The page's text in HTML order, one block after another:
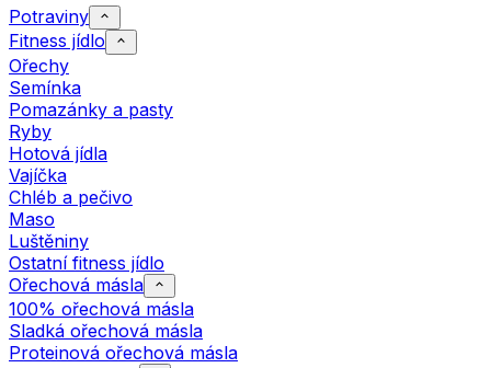
Potraviny
Fitness jídlo
Ořechy
Semínka
Pomazánky a pasty
Ryby
Hotová jídla
Vajíčka
Chléb a pečivo
Maso
Luštěniny
Ostatní fitness jídlo
Ořechová másla
100% ořechová másla
Sladká ořechová másla
Proteinová ořechová másla